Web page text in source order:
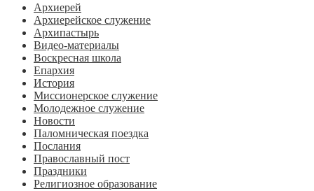
Архиерей
Архиерейское служение
Архипастырь
Видео-материалы
Воскресная школа
Епархия
История
Миссионерское служение
Молодежное служение
Новости
Паломническая поездка
Послания
Православный пост
Праздники
Религиозное образование